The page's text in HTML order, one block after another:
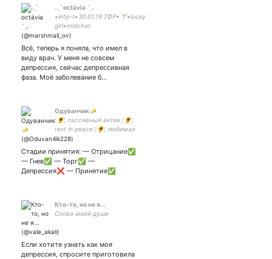
˗ˏˋ octávia ´ˎ˗
▪︎infp-t▪︎30.01.19 TØP▪︎🍸▪︎lucky
girl▪︎molchat
doma▪︎bmth▪︎placebo▪︎tøp▪︎hollywood
▪︎manhva/manga▪︎mr.kitty▪︎shameless▪︎
Всё, теперь я поняла, что имел в
виду врач. У меня не совсем
депрессия, сейчас депрессивная
фаза. Моё заболевание б…
Одуванчик🧈
¦🌻¦ пассивный актив ¦🌻¦
rest in peace ¦🌻¦ любимая
проститутка — ¦🌻¦ не
выжил и погиб насмерть
Стадии принятия: — Отрицание✅
— Гнев✅ — Торг✅ —
Депрессия❌ — Принятие✅
Кто-то, но не я...
Слова моей души
Если хотите узнать как моя
депрессия, спросите приготовила